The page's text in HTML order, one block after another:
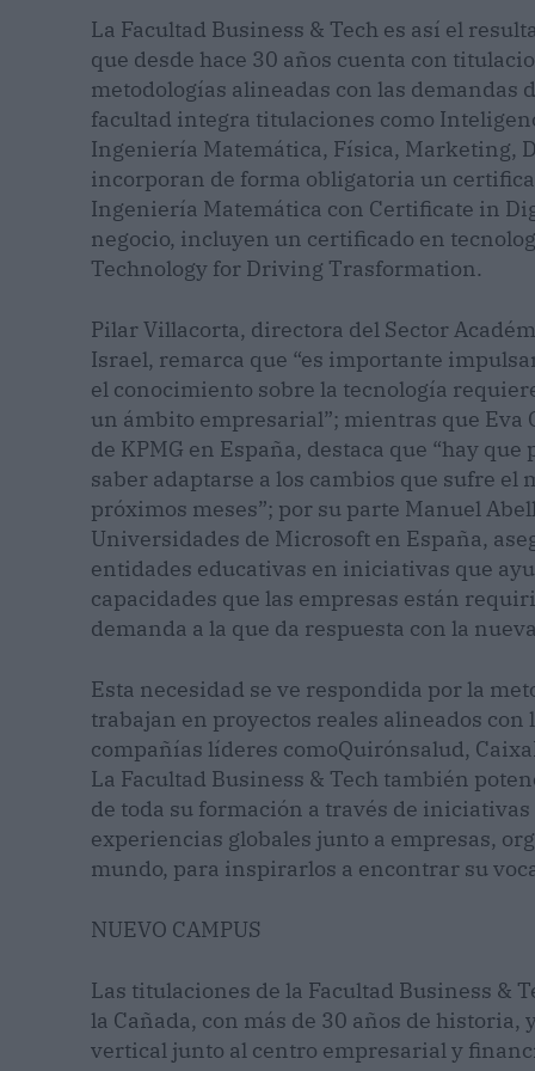
La Facultad Business & Tech es así el
que desde hace 30 años cuenta con
metodologías alineadas con las demandas
facultad integra titulaciones como
Ingeniería Matemática, Física, Marketing,
incorporan de forma obligatoria un
Ingeniería Matemática con Certificate in
negocio, incluyen un certificado en
Technology for Driving Trasformation.
Pilar Villacorta, directora del Sector
Israel, remarca que “es importante
el conocimiento sobre la tecnología
un ámbito empresarial”; mientras que Eva
de KPMG en España, destaca que “hay
saber adaptarse a los cambios que sufre el
próximos meses”; por su parte Manuel
Universidades de Microsoft en España,
entidades educativas en iniciativas que
capacidades que las empresas están
demanda a la que da respuesta con la
Esta necesidad se ve respondida por la
trabajan en proyectos reales alineados con
compañías líderes comoQuirónsalud,
La Facultad Business & Tech también
de toda su formación a través de
experiencias globales junto a empresas,
mundo, para inspirarlos a encontrar su
NUEVO CAMPUS
Las titulaciones de la Facultad Business &
la Cañada, con más de 30 años de
vertical junto al centro empresarial y